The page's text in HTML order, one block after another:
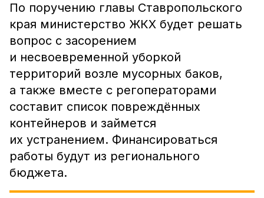
По поручению главы Ставропольского
края министерство ЖКХ будет решать
вопрос с засорением
и несвоевременной уборкой
территорий возле мусорных баков,
а также вместе с регоператорами
составит список повреждённых
контейнеров и займется
их устранением. Финансироваться
работы будут из регионального
бюджета.